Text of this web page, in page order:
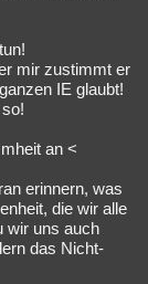
mir zustimmt er
IE glaubt!
an <
erinnern, was
die wir alle
wir uns auch
das Nicht-